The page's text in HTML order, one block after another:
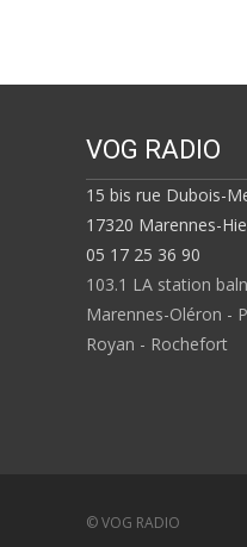
VOG RADIO
15 bis rue Dubois-
17320 Marennes-
05 17 25 36 90
103.1 LA station
Marennes-Oléron -
Royan - Rochefort
© VOG RADIO